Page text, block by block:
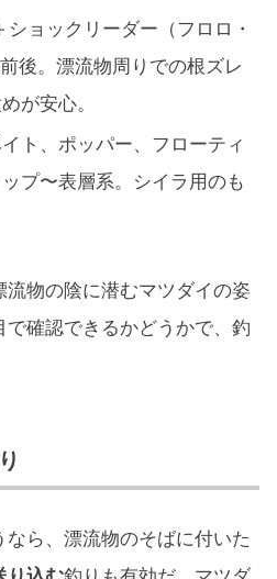
ショックリーダー（フロロ・
後。漂流物周りでの根ズレ
が安心。
イト、ポッパー、フローティ
プ〜表層系。シイラ用のも
物の陰に潜むマツダイの姿
確認できるかどうかで、釣
ら、漂流物のそばに付いた